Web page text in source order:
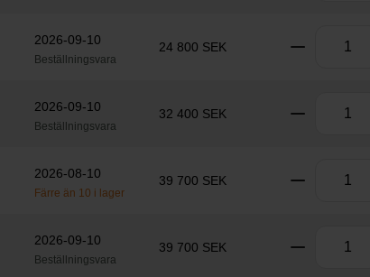
2026-09-10
Beställningsvara
24 800 SEK Ta bort
2026-09-10
Beställningsvara
32 400 SEK Ta bort
2026-08-10
Färre än 10 i lager
39 700 SEK Ta bort
2026-09-10
Beställningsvara
39 700 SEK Ta bort